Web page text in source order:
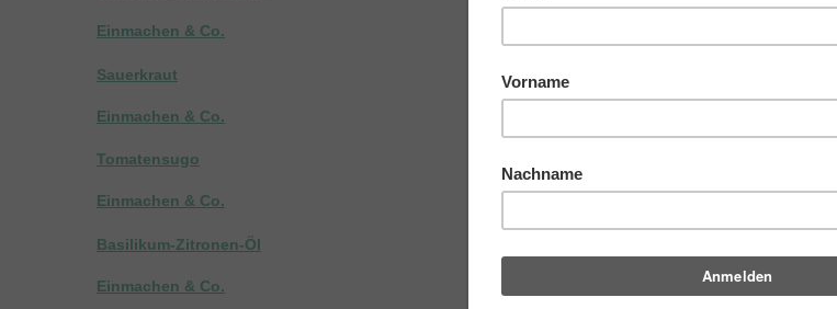
Einmachen & Co.
Sauerkraut
Einmachen & Co.
Tomatensugo
Einmachen & Co.
Basilikum-Zitronen-Öl
Einmachen & Co.